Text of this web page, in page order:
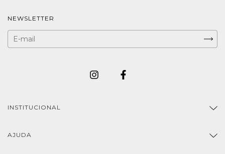
NEWSLETTER
INSTITUCIONAL
AJUDA